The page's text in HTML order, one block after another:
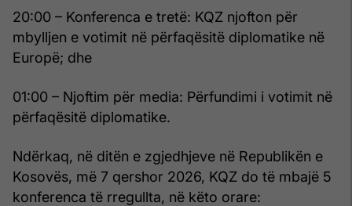
20:00 – Konferenca e tretë: KQZ njofton për
mbylljen e votimit në përfaqësitë diplomatike në
Europë; dhe
01:00 – Njoftim për media: Përfundimi i votimit në
përfaqësitë diplomatike.
Ndërkaq, në ditën e zgjedhjeve në Republikën e
Kosovës, më 7 qershor 2026, KQZ do të mbajë 5
konferenca të rregullta, në këto orare: